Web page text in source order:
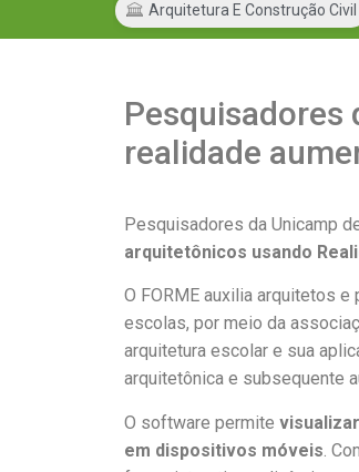
Arquitetura E Construção Civil
Pesquisadores
realidade
Pesquisadores da Unicamp
arquitetônicos usando
O FORME auxilia arquitetos
escolas, por meio da
arquitetura escolar e sua
arquitetônica e subsequente
O software permite
em dispositivos móveis .